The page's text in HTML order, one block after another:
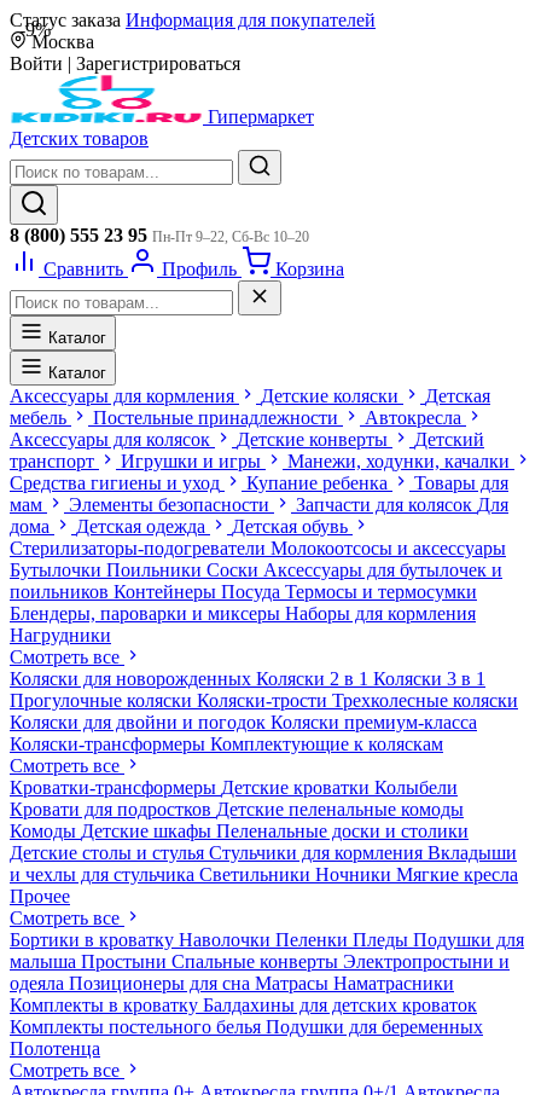
Статус заказа Информация для покупателей
Москва
Войти | Зарегистрироваться
Гипермаркет
Детских товаров
8 (800) 555 23 95 Пн-Пт 9–22, Сб-Вс 10–20
Сравнить Профиль Корзина
Каталог
Каталог
Аксессуары для кормления Детские коляски
Детская
мебель
Постельные принадлежности
Автокресла
Аксессуары для колясок
Детские конверты
Детский
транспорт
Игрушки и игры
Манежи, ходунки, качалки
Средства гигиены и уход
Купание ребенка
Товары для
мам
Элементы безопасности Запчасти для колясок Для
дома
Детская одежда
Детская обувь
Стерилизаторы-подогреватели Молокоотсосы и аксессуары
Бутылочки Поильники Соски Аксессуары для бутылочек и
поильников Контейнеры Посуда Термосы и термосумки
Блендеры, пароварки и миксеры Наборы для кормления
Нагрудники
Смотреть все
Коляски для новорожденных Коляски 2 в 1 Коляски 3 в 1
Прогулочные коляски Коляски-трости Трехколесные коляски
Коляски для двойни и погодок Коляски премиум-класса
Коляски-трансформеры Комплектующие к коляскам
Смотреть все
Кроватки-трансформеры Детские кроватки Колыбели
Кровати для подростков Детские пеленальные комоды
Комоды Детские шкафы Пеленальные доски и столики
Детские столы и стулья Стульчики для кормления Вкладыши
и чехлы для стульчика Светильники Ночники Мягкие кресла
Прочее
Смотреть все
Бортики в кроватку Наволочки Пеленки Пледы Подушки для
малыша Простыни Спальные конверты Электропростыни и
одеяла Позиционеры для сна Матрасы Наматрасники
Комплекты в кроватку Балдахины для детских кроваток
Комплекты постельного белья Подушки для беременных
Полотенца
Смотреть все
-9%